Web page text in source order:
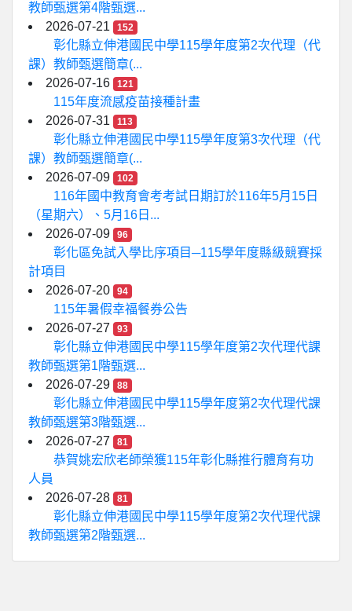
教師甄選第4階甄選...
2026-07-21
152
彰化縣立伸港國民中學115學年度第2次代理（代
課）教師甄選簡章(...
2026-07-16
121
115年度流感疫苗接種計畫
2026-07-31
113
彰化縣立伸港國民中學115學年度第3次代理（代
課）教師甄選簡章(...
2026-07-09
102
116年國中教育會考考試日期訂於116年5月15日
（星期六）、5月16日...
2026-07-09
96
彰化區免試入學比序項目─115學年度縣級競賽採
計項目
2026-07-20
94
115年暑假幸福餐券公告
2026-07-27
93
彰化縣立伸港國民中學115學年度第2次代理代課
教師甄選第1階甄選...
2026-07-29
88
彰化縣立伸港國民中學115學年度第2次代理代課
教師甄選第3階甄選...
2026-07-27
81
恭賀姚宏欣老師榮獲115年彰化縣推行體育有功
人員
2026-07-28
81
彰化縣立伸港國民中學115學年度第2次代理代課
教師甄選第2階甄選...